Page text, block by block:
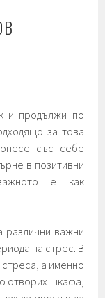
и продължи по
за това
със себе
в позитивни
е как
различни важни
на стрес. В
а именно
отворих шкафа,